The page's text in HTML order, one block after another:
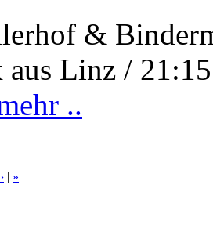
&
aus Linz /
..
› | »